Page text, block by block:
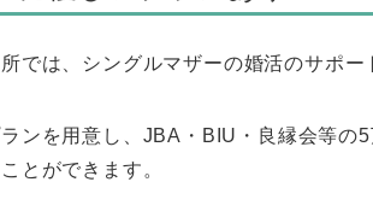
では、シングルマザーの婚活のサポー
ンを用意し、JBA・BIU・良縁会等の
とができます。